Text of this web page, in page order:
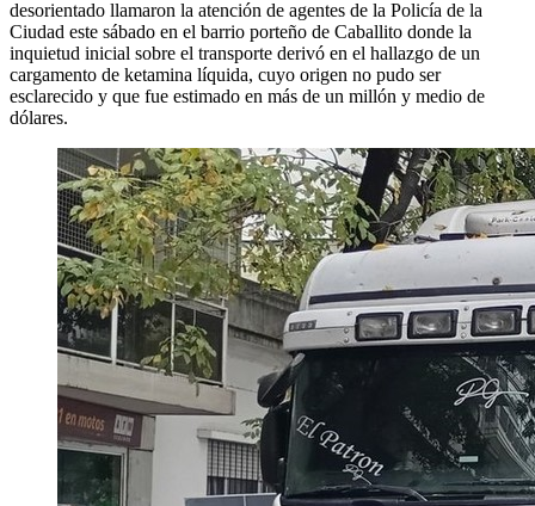
desorientado llamaron la atención de agentes de la Policía de la
Ciudad este sábado en el barrio porteño de Caballito donde la
inquietud inicial sobre el transporte derivó en el hallazgo de un
cargamento de ketamina líquida, cuyo origen no pudo ser
esclarecido y que fue estimado en más de un millón y medio de
dólares.